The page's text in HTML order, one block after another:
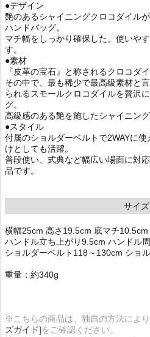
●デザイン
艶のあるシャイニングクロコダイル
ハンドバッグ。
マチ幅をしっかり確保した、使いや
す。
●素材
『皮革の宝石』と称されるクロコダイ
その中で、最も稀少で最高級素材と
られるスモールクロコダイルを贅沢
グ。
高級感のある艶を施したシャイニン
●スタイル
付属のショルダーベルトで2WAYに
けとしても活躍。
普段使い、式典など幅広い場面に対
品です。
サイズ
横幅25cm 高さ19.5cm 底マチ
ハンドル立ち上がり9.5cm ハンドル
ショルダーベルト118～130cm ショ
重量：約340g
※こちらの商品は、独自の方法によ
ズガイド]をご確認ください。